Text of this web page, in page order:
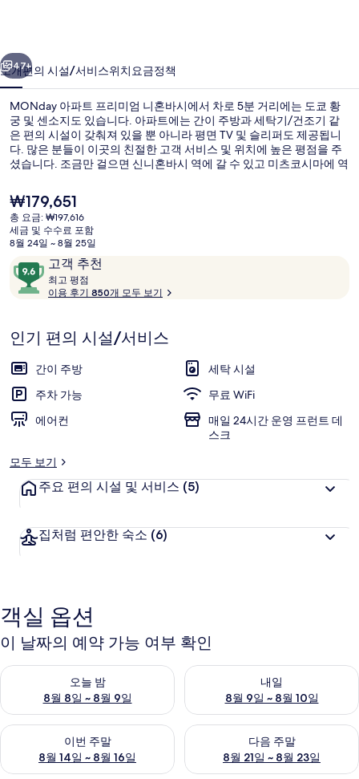
엄
니
혼
바
시
의
사
진
갤
다음
47+
소개편의 시설/서비스위치요금정책
MONday 아파트 프리미엄 니혼바시에서 차로 5분 거리에는 도쿄 황
궁 및 센소지도 있습니다. 아파트에는 간이 주방과 세탁기/건조기 같
은 편의 시설이 갖춰져 있을 뿐 아니라 평면 TV 및 슬리퍼도 제공됩니
다. 많은 분들이 이곳의 친절한 고객 서비스 및 위치에 높은 평점을 주
셨습니다. 조금만 걸으면 신니혼바시 역에 갈 수 있고 미츠코시마에 역
현
재
가
격
₩179,651
₩179,651
총 요금: ₩197,616
세금 및 수수료 포함
8월 24일 ~ 8월 25일
이
용
후
고객 추천
10
점
만
중
9.6
점,
객
추
최고 평점
고
점
이용 후기 850개 모두 보기
인기 편의 시설/서비스
간이 주방
세탁 시설
주차 가능
무료 WiFi
에어컨
매일 24시간 운영 프런트 데
스크
모두 보기
주요 편의 시설 및 서비스 (5)
집처럼 편안한 숙소 (6)
객실 옵션
이 날짜의 예약 가능 여부 확인
오늘 밤
8월 8일 ~ 8월 9일
오늘 밤 예약 가능 여부 확인, 8월 8일 ~ 8월 9일
내일
8월 9일 ~ 8월 10일
내일 예약 가능 여부 확인, 8월
이번 주말
8월 14일 ~ 8월 16일
이번 주말 예약 가능 여부 확인, 8월 14일 ~ 8월 16일
다음 주말
8월 21일 ~ 8월 23일
다음 주말 예약 가능 여부 확인